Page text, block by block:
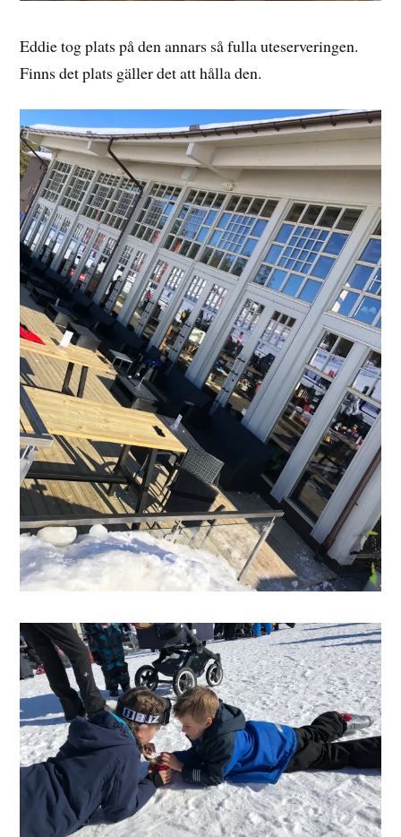
Eddie tog plats på den annars så fulla uteserveringen.
Finns det plats gäller det att hålla den.